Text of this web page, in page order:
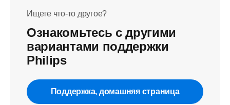
Ищете что-то другое?
Ознакомьтесь с другими
вариантами поддержки
Philips
Поддержка, домашняя страница